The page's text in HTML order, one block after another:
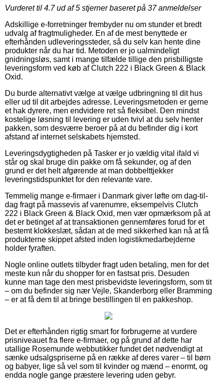
Vurderet til 4.7ud af 5 stjerner baseret på 37anmeldelser
Adskillige e-forretninger frembyder nu om stunder et bredt
udvalg af fragtmuligheder. En af de mest benyttede er
efterhånden udleveringssteder, så du selv kan hente dine
produkter når du har tid. Metoden er jo ualmindeligt
gnidningsløs, samt i mange tilfælde tillige den prisbilligste
leveringsform ved køb af Clutch 222 i Black Green & Black
Oxid.
Du burde alternativt vælge at vælge udbringning til dit hus
eller ud til dit arbejdes adresse. Leveringsmetoden er gerne
et hak dyrere, men endvidere ret så fleksibel. Den mindst
kostelige løsning til levering er uden tvivl at du selv henter
pakken, som desværre beroer på at du befinder dig i kort
afstand af internet selskabets hjemsted.
Leveringsdygtigheden på Tasker er jo vældig vital ifald vi
står og skal bruge din pakke om få sekunder, og af den
grund er det helt afgørende at man dobbelttjekker
leveringstidspunktet for den relevante vare.
Temmelig mange e-firmaer i Danmark giver løfte om dag-til-
dag fragt på massevis af varenumre, eksempelvis Clutch
222 i Black Green & Black Oxid, men vær opmærksom på at
det er betinget af at transaktionen gennemføres forud for et
bestemt klokkeslæt, sådan at de med sikkerhed kan nå at få
produkterne skippet afsted inden logistikmedarbejderne
holder fyraften.
Nogle online outlets tilbyder fragt uden betaling, men for det
meste kun når du shopper for en fastsat pris. Desuden
kunne man tage den mest prisbevidste leveringsform, som tit
– om du befinder sig nær Vejle, Skanderborg eller Bramming
– er at få dem til at bringe bestillingen til en pakkeshop.
Det er efterhånden rigtig smart for forbrugerne at vurdere
prisniveauet fra flere e-firmaer, og på grund af dette har
utallige Rosemunde webbutikker fundet det nødvendigt at
sænke udsalgspriserne på en række af deres varer – til børn
og babyer, lige så vel som til kvinder og mænd – enormt, og
endda nogle gange præstere levering uden gebyr.